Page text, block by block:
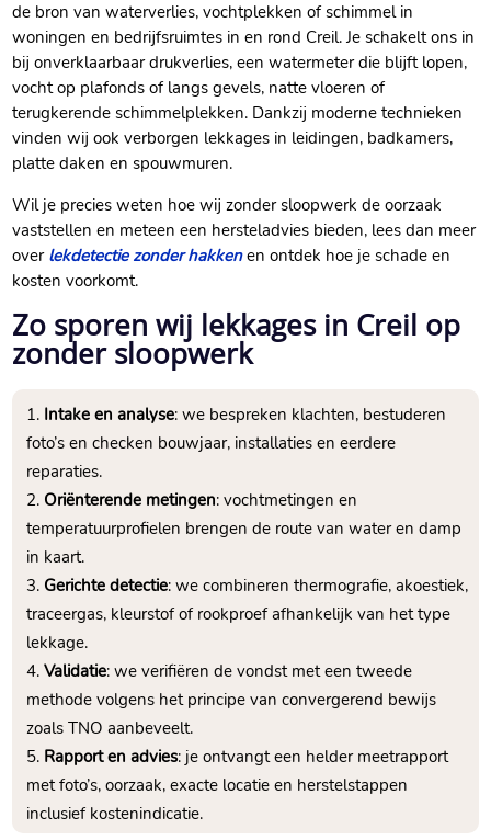
de bron van waterverlies, vochtplekken of schimmel in
woningen en bedrijfsruimtes in en rond Creil.​ Je schakelt ons in
bij onverklaarbaar drukverlies, een watermeter die blijft lopen,
vocht op plafonds of langs gevels, natte vloeren of
terugkerende schimmelplekken.​ Dankzij moderne technieken
vinden wij ook verborgen lekkages in leidingen, badkamers,
platte daken en spouwmuren.​
Wil je precies weten hoe wij zonder sloopwerk de oorzaak
vaststellen en meteen een hersteladvies bieden, lees dan meer
over lekdetectie zonder hakkenen ontdek hoe je schade en
kosten voorkomt.​
Zo sporen wij lekkages in Creil op
zonder sloopwerk
Intake en analyse: we bespreken klachten, bestuderen
foto’s en checken bouwjaar, installaties en eerdere
reparaties.​
Oriënterende metingen: vochtmetingen en
temperatuurprofielen brengen de route van water en damp
in kaart.​
Gerichte detectie: we combineren thermografie, akoestiek,
traceergas, kleurstof of rookproef afhankelijk van het type
lekkage.​
Validatie: we verifiëren de vondst met een tweede
methode volgens het principe van convergerend bewijs
zoals TNO aanbeveelt.​
Rapport en advies: je ontvangt een helder meetrapport
met foto’s, oorzaak, exacte locatie en herstelstappen
inclusief kostenindicatie.​